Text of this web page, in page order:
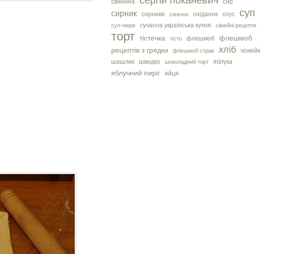
свинина сир
сирник сирники смачно сніданок соус суп
суп-пюре сучасна українська кухня сімейні рецепти
торт тістечка тісто флешмоб
флешмоб
рецептів з грядки
флешмоб страв хліб
чізкейк
шашлик
швидко шоколадний торт яблука
яблучний пиріг яйця